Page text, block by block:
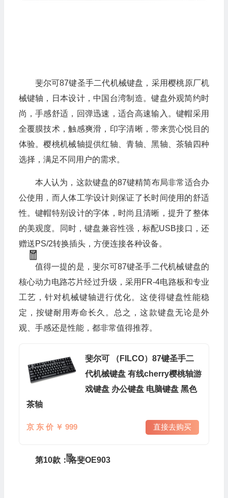
斐尔可87键圣手二代机械键盘，采用樱桃原厂机
械键轴，日本设计，中国台湾制造。键盘外观简约时
尚，手感舒适，回弹迅速，适合高速输入。键帽采用
全覆膜技术，触感爽滑，印字清晰，带来赏心悦目的
体验。樱桃机械轴提供红轴、青轴、黑轴、茶轴四种
选择，满足不同用户的需求。
本人认为，这款键盘的87键精简布局非常适合办
公使用，而人体工学设计则保证了长时间使用的舒适
性。键帽特别设计的字体，时尚且清晰，提升了整体
的美观度。同时，键盘兼容性强，标配USB接口，还
赠送PS/2转换插头，方便连接各种设备。
值得一提的是，斐尔可87键圣手二代机械键盘的
核心动力电路芯片经过升级，采用FR-4电路板和专业
工艺，针对机械键轴进行优化。这使得键盘性能稳
定，按键耐用寿命长久。总之，这款键盘无论是外
观、手感还是性能，都非常值得推荐。
斐尔可 （FILCO）87键圣手二
代机械键盘 有线cherry樱桃轴游
戏键盘 办公键盘 电脑键盘 黑色
茶轴
京 东 价 ￥ 999 直接去购买
第10款：洛斐OE903